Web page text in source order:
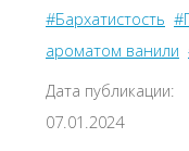
#Бархатистость
ароматом ванили
Дата публикации:
07.01.2024